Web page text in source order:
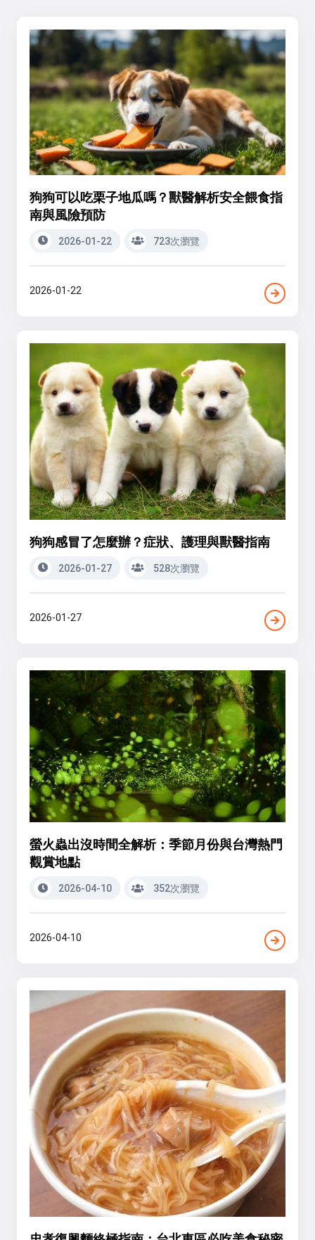
狗狗可以吃栗子地瓜嗎？獸醫解析安全餵食指
南與風險預防
2026-01-22 723次瀏覽
2026-01-22
狗狗感冒了怎麼辦？症狀、護理與獸醫指南
2026-01-27 528次瀏覽
2026-01-27
螢火蟲出沒時間全解析：季節月份與台灣熱門
觀賞地點
2026-04-10 352次瀏覽
2026-04-10